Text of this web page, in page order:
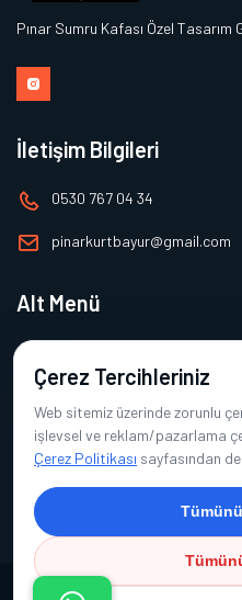
Pınar Sumru Kafası Özel
İletişim Bilgileri
0530 767 04 34
pinarkurtbayur@gmail.com
Alt Menü
Ana Sayfa
Hakkımızda
Ürünlerimiz
Referanslarımız
İletişim
Çerez Tercihleriniz
Web sitemiz üzerinde zorunlu
işlevsel ve reklam/pazarlama
Çerez Politikası sayfasından